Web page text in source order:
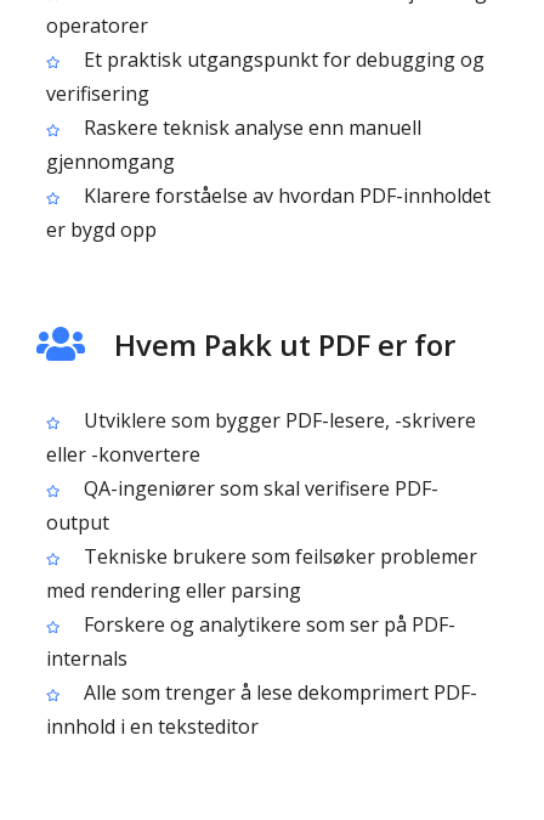
operatorer
Et praktisk utgangspunkt for debugging og
verifisering
Raskere teknisk analyse enn manuell
gjennomgang
Klarere forståelse av hvordan PDF-innholdet
er bygd opp
Hvem Pakk ut PDF er for
Utviklere som bygger PDF-lesere, -skrivere
eller -konvertere
QA-ingeniører som skal verifisere PDF-
output
Tekniske brukere som feilsøker problemer
med rendering eller parsing
Forskere og analytikere som ser på PDF-
internals
Alle som trenger å lese dekomprimert PDF-
innhold i en teksteditor